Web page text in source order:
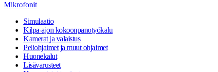
Mikrofonit
Simulaatio
Kilpa-ajon kokoonpanotyökalu
Kamerat ja valaistus
Peliohjaimet ja muut ohjaimet
Huonekalut
Lisävarusteet